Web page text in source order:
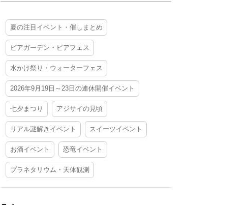
夏の注目イベント・催しまとめ
ビアガーデン・ビアフェス
水かけ祭り・ウォーターフェス
2026年9月19日～23日の連休開催イベント
七夕まつり アジサイの見頃
リアル謎解きイベント スイーツイベント
お酒イベント 恐竜イベント
プラネタリウム・天体観測